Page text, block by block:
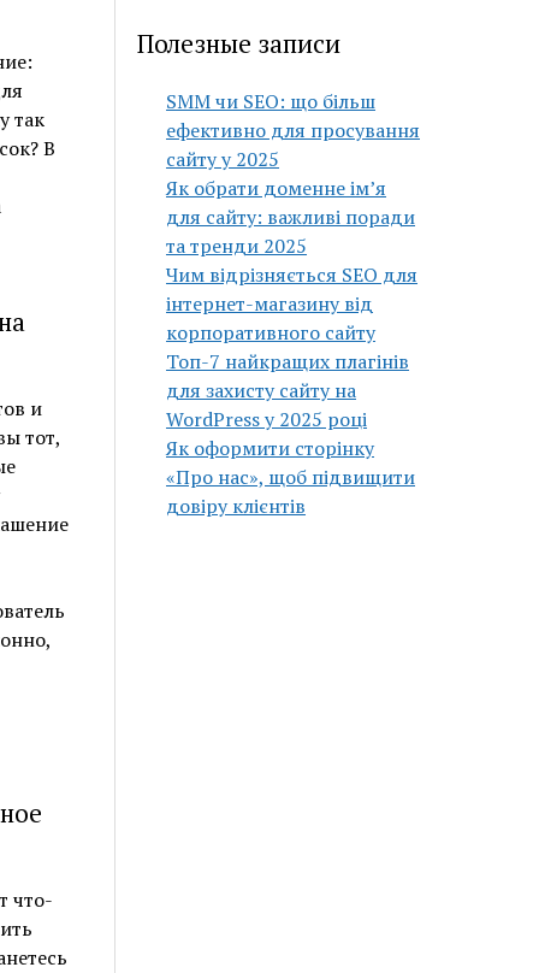
так
В
и
тот,
что-
Полезные записи
SMM чи SEO: що більш
ефективно для просування
сайту у 2025
Як обрати доменне ім’я
для сайту: важливі поради
та тренди 2025
Чим відрізняється SEO для
інтернет-магазину від
корпоративного сайту
Топ-7 найкращих плагінів
для захисту сайту на
WordPress у 2025 році
Як оформити сторінку
«Про нас», щоб підвищити
довіру клієнтів